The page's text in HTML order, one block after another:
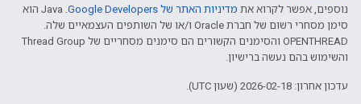
נוספים, אפשר לקרוא את מדיניות האתר של Google Developers‏
.‏ Java הוא
סימן מסחרי רשום של חברת Oracle ו/או של השותפים העצמאיים שלה.
‫OPENTHREAD והסימנים הקשורים הם סימנים מסחריים של Thread Group
והשימוש בהם נעשה ברישיון.
עדכון אחרון: 2026-02-18 (שעון UTC).